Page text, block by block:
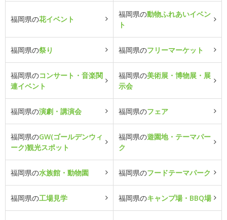
福岡県の花イベント
福岡県の動物ふれあいイベン
ト
福岡県の祭り 福岡県のフリーマーケット
福岡県のコンサート・音楽関
連イベント
福岡県の美術展・博物展・展
示会
福岡県の演劇・講演会 福岡県のフェア
福岡県のGW(ゴールデンウィ
ーク)観光スポット
福岡県の遊園地・テーマパー
ク
福岡県の水族館・動物園 福岡県のフードテーマパーク
福岡県の工場見学 福岡県のキャンプ場・BBQ場